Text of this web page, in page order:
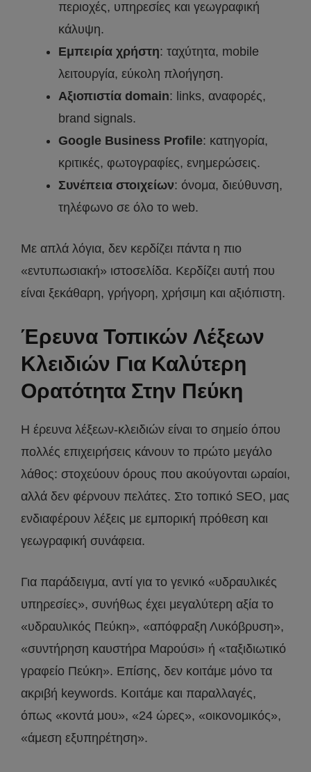
περιοχές, υπηρεσίες και γεωγραφική
κάλυψη.
Εμπειρία χρήστη: ταχύτητα, mobile
λειτουργία, εύκολη πλοήγηση.
Αξιοπιστία domain: links, αναφορές,
brand signals.
Google Business Profile: κατηγορία,
κριτικές, φωτογραφίες, ενημερώσεις.
Συνέπεια στοιχείων: όνομα, διεύθυνση,
τηλέφωνο σε όλο το web.
Με απλά λόγια, δεν κερδίζει πάντα η πιο
«εντυπωσιακή» ιστοσελίδα. Κερδίζει αυτή που
είναι ξεκάθαρη, γρήγορη, χρήσιμη και αξιόπιστη.
Έρευνα Τοπικών Λέξεων
Κλειδιών Για Καλύτερη
Ορατότητα Στην Πεύκη
Η έρευνα λέξεων-κλειδιών είναι το σημείο όπου
πολλές επιχειρήσεις κάνουν το πρώτο μεγάλο
λάθος: στοχεύουν όρους που ακούγονται ωραίοι,
αλλά δεν φέρνουν πελάτες. Στο τοπικό SEO, μας
ενδιαφέρουν λέξεις με εμπορική πρόθεση και
γεωγραφική συνάφεια.
Για παράδειγμα, αντί για το γενικό «υδραυλικές
υπηρεσίες», συνήθως έχει μεγαλύτερη αξία το
«υδραυλικός Πεύκη», «απόφραξη Λυκόβρυση»,
«συντήρηση καυστήρα Μαρούσι» ή «ταξιδιωτικό
γραφείο Πεύκη». Επίσης, δεν κοιτάμε μόνο τα
ακριβή keywords. Κοιτάμε και παραλλαγές,
όπως «κοντά μου», «24 ώρες», «οικονομικός»,
«άμεση εξυπηρέτηση».